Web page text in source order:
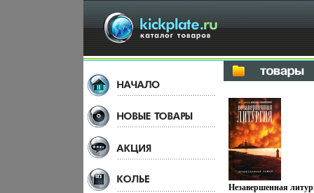
Незавершенная